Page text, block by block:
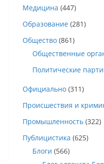
Медицина (447)
Образование (281)
Общество (861)
Общественные
Политические
Официально (311)
Происшествия и
Промышленность (322)
Публицистика (625)
Блоги (566)